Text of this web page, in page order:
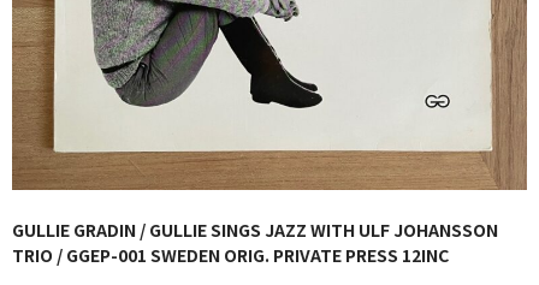
GG RECORD （当店のレーベル）
全商品
BLUE NOTE
JAZZ-JP
GULLIE GRADIN / GULLIE SINGS JAZZ WITH ULF JOHANSSON
TRIO / GGEP-001 SWEDEN ORIG. PRIVATE PRESS 12INC